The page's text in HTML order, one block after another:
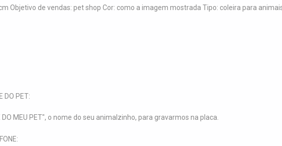
Objetivo de vendas: pet shop Cor: como a imagem mostrada Tipo: coleira para
DO PET:
MEU PET", o nome do seu animalzinho, para gravarmos na placa.